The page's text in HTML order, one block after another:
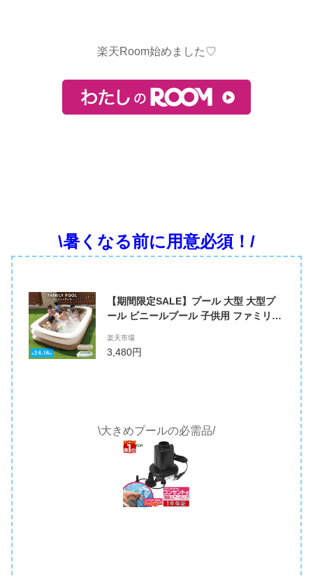
楽天Room始めました♡
\暑くなる前に用意必須！/
【期間限定SALE】プール 大型 大型プ
ール ビニールプール 子供用 ファミリー
アープール 家庭用プール 子供用プール
男の子 女の子 小学生 キッズ ワイドサイ
楽天市場
3,480円
\大きめプールの必需品/